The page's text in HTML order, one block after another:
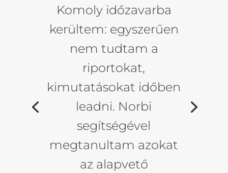
Komoly időzavarba
kerültem: egyszerűen
nem tudtam a
riportokat,
kimutatásokat időben
leadni. Norbi
segítségével
megtanultam azokat
az alapvető